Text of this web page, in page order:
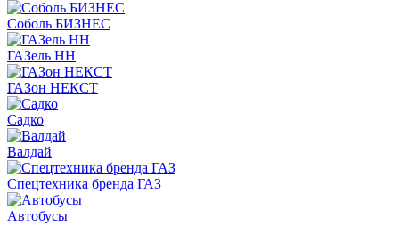
Соболь БИЗНЕС
ГАЗель НН
ГАЗон НЕКСТ
Садко
Валдай
Спецтехника бренда ГАЗ
Автобусы